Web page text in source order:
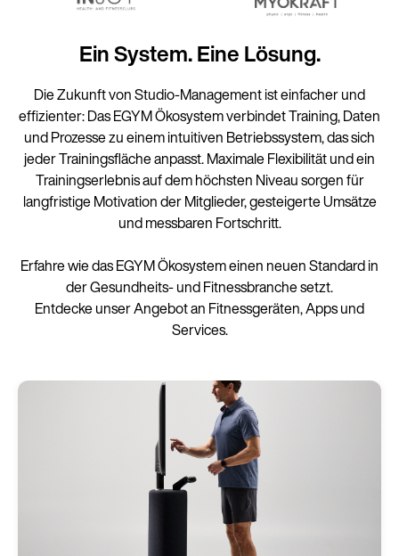
Ein System. Eine Lösung.
Die Zukunft von Studio-Management ist einfacher und
effizienter: Das EGYM Ökosystem verbindet Training, Daten
und Prozesse zu einem intuitiven Betriebssystem, das sich
jeder Trainingsfläche anpasst. Maximale Flexibilität und ein
Trainingserlebnis auf dem höchsten Niveau sorgen für
langfristige Motivation der Mitglieder, gesteigerte Umsätze
und messbaren Fortschritt.
Erfahre wie das EGYM Ökosystem einen neuen Standard in
der Gesundheits- und Fitnessbranche setzt.
Entdecke unser Angebot an Fitnessgeräten, Apps und
Services.